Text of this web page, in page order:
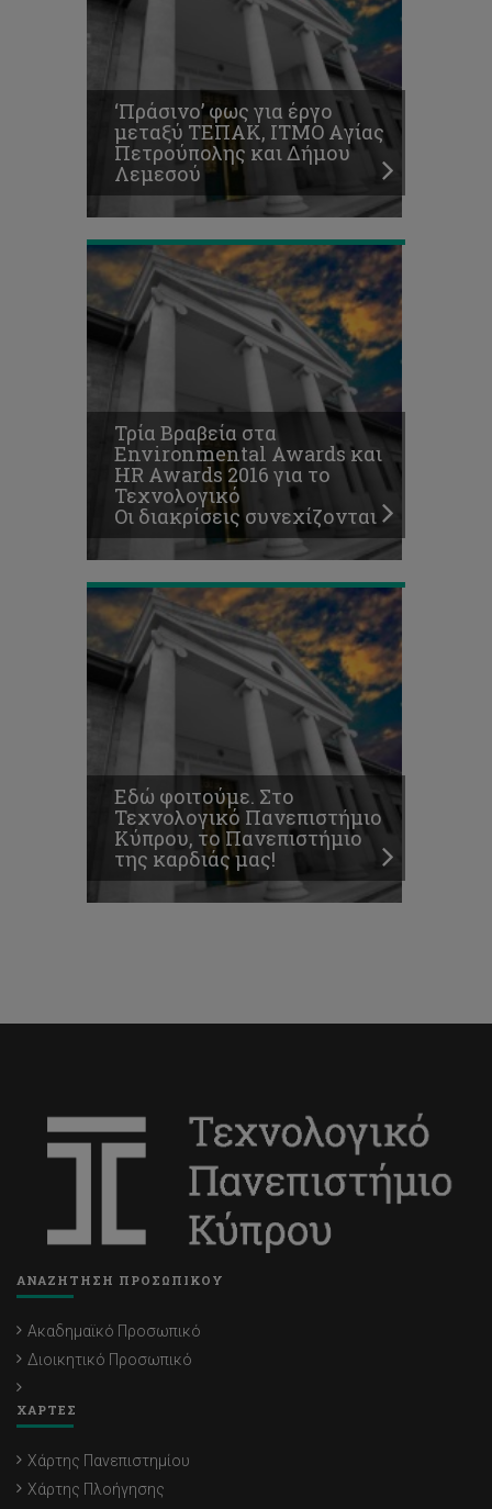
‘Πράσινο’ φως για έργο
μεταξύ ΤΕΠΑΚ, ΙΤΜΟ Aγίας
Πετρούπολης και Δήμου
Λεμεσού
και
Awards
2016
για
το
Τεχνολογικό
Οι
διακρίσεις
συνεχίζονται
Τρία Βραβεία στα
Environmental Awards και
HR Awards 2016 για το
Τεχνολογικό
Οι διακρίσεις συνεχίζονται
Εδώ
φοιτούμε.
Τεχνολογικό
Πανεπιστήμιο
Κύπρου,
το
Πανεπιστήμιο
της
καρδιάς
μας!
Εδώ φοιτούμε. Στο
Τεχνολογικό Πανεπιστήμιο
Κύπρου, το Πανεπιστήμιο
της καρδιάς μας!
ΑΝΑΖΗΤΗΣΗ ΠΡΟΣΩΠΙΚΟΥ
Ακαδημαϊκό Προσωπικό
Διοικητικό Προσωπικό
ΧΑΡΤΕΣ
Χάρτης Πανεπιστημίου
Χάρτης Πλοήγησης